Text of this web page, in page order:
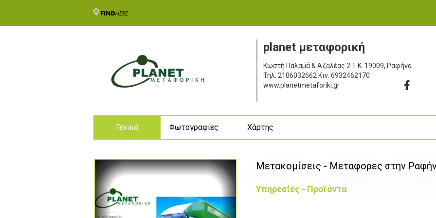
planet μεταφορική
Κωστή Παλαμά & Αζαλέας 2 Τ.Κ. 19009, Ραφήνα
Τηλ. 2106032662 Κιν. 6932462170
www.planetmetaforiki.gr
Γενικά Φωτογραφίες Χάρτης
Μετακομίσεις - Μεταφορες στην
Υπηρεσίες - Προϊόντα